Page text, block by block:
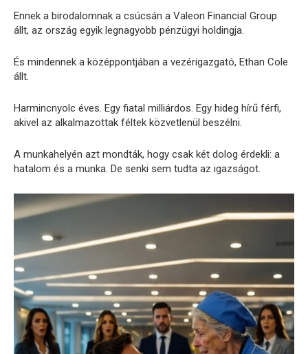
Ennek a birodalomnak a csúcsán a Valeon Financial Group
állt, az ország egyik legnagyobb pénzügyi holdingja.
És mindennek a középpontjában a vezérigazgató, Ethan Cole
állt.
Harmincnyolc éves. Egy fiatal milliárdos. Egy hideg hírű férfi,
akivel az alkalmazottak féltek közvetlenül beszélni.
A munkahelyén azt mondták, hogy csak két dolog érdekli: a
hatalom és a munka. De senki sem tudta az igazságot.